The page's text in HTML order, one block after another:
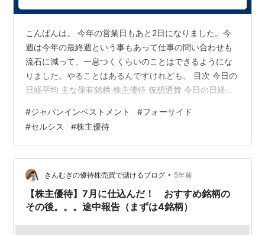
こんばんは。 今年の営業日もあと2日になりました。今
週は今年の最終週という事もあって仕事の問い合わせも
流石に減って、一息つくくらいのことはできるようにな
りました。やることはあるんですけれども。 目次 今日の
日経平均 主な保有銘柄 株主優待 仮想通貨 今日の日経平
末に米国株式市場が反発したことを受けて、買い優勢で
始まりました。そして早々に今日の最高値で前日比+200
越えを付けましたが、その後は伸び悩みとなりました。
それでも終値で+170越えとなり、先週落ちた分を少し戻
しています。 先週大きく上げた銀行株や保険株について
は…
#ジャパンインベストメント #フォーサイド
#セルシス #株主優待
きんむぎの優待株売買で儲けるブログ • 5年前
【株主優待】7月に仕込んだ！ おすすめ銘柄の
その後。。。途中報告（まずは4銘柄）